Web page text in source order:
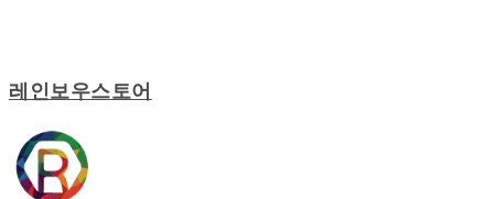
레인보우스토어